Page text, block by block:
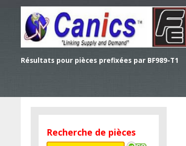
Résultats pour pièces prefixées par BF989-T1
Recherche de pièces